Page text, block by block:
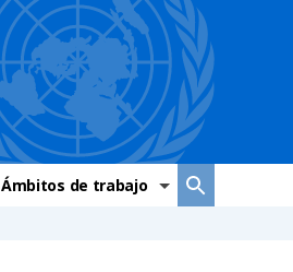
Ámbitos de trabajo